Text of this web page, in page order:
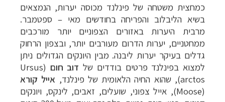
כמחצית משטחה של פינלנד מכוסה יערות, הנמצאים
בשיא הליבלוב והפריחה בחודשים מאי – ספטמבר.
מרבית היערות באזורים הצפוניים יותר מורכבים
ממחטניים, יערות הדרום מעורבים יותר, ובצפון הרחוק
גדלים בעיקר יערות ליבנה. מבין היונקים הגדולים ניתן
למצוא בפינלנד פרטים בודדים של דוב חום (
Ursus
arctos), שהוא החיה הלאומית של פינלנד, אייל קורא
(
Moose), אייל צפוני, שועלים, זאבים, לינקס, ויונקים